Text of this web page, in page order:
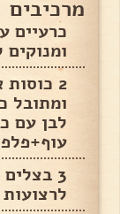
מרכיבים
כרעיים
2
ומתובל
לבן עם
3